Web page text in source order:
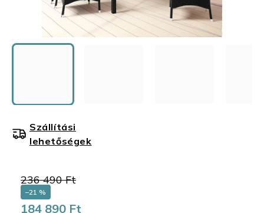
236 490 Ft
–21 %
184 890 Ft
Szállítási
lehetőségek